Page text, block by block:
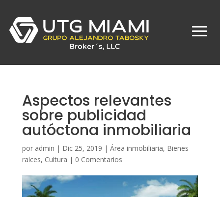
Aspectos relevantes
sobre publicidad
autóctona inmobiliaria
por admin | Dic 25, 2019 | Área inmobiliaria, Bienes
raíces, Cultura | 0 Comentarios